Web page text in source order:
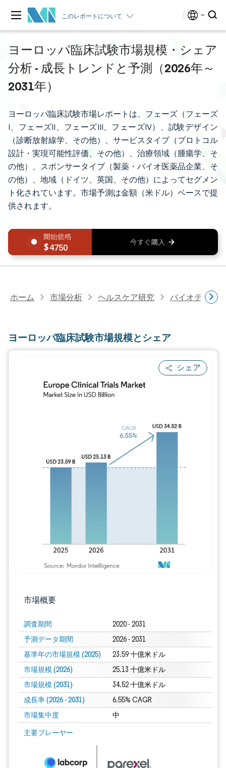
このレポートについて
ヨーロッパ臨床試験市場規模・シェア
分析 - 成長トレンドと予測（2026年～
2031年）
ヨーロッパ臨床試験市場レポートは、フェーズ（フェーズ
I、フェーズII、フェーズIII、フェーズIV）、試験デザイン
（診断放射線学、その他）、サービスタイプ（プロトコル
設計・実現可能性評価、その他）、治療領域（腫瘍学、そ
の他）、スポンサータイプ（製薬・バイオ医薬品企業、そ
の他）、地域（ドイツ、英国、その他）によってセグメン
ト化されています。市場予測は金額（米ドル）ベースで提
供されます。
4750
ホーム 市場分析 ヘルスケア研究 バイオテクノ
ヨーロッパ臨床試験市場規模とシェア
シェア
市場概要
調査期間 2020 - 2031
予測データ期間 2026 - 2031
基準年の市場規模 (2025) 23.59 十億米ドル
市場規模 (2026) 25.13 十億米ドル
市場規模 (2031) 34.52 十億米ドル
成長率 (2026 - 2031) 6.55% CAGR
市場集中度 中
主要プレーヤー
画像 © Mordor Intelligence。再利用にはCC BY 4.0の表示が必要です。